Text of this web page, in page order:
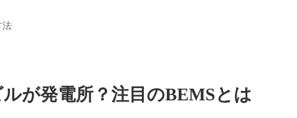
法
ルが発電所？注目のBEMSとは